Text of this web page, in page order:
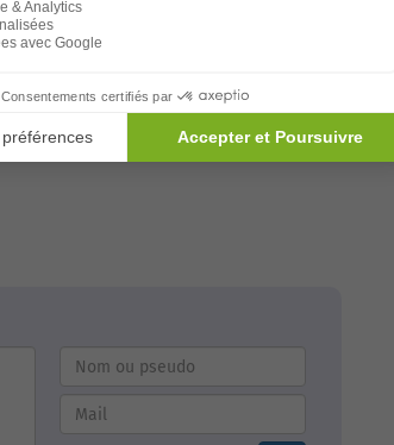
professionnels afin de porter
de respect de la parole de la
:
4,8 avec 1189 avis